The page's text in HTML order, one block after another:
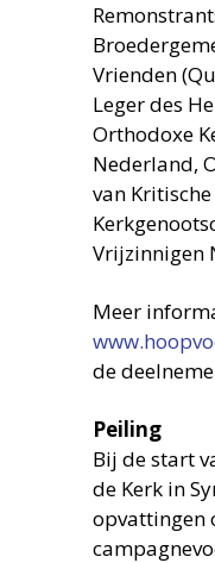
Vrienden
Leger des
Orthodoxe
Nederland,
van
Vrijzinnigen
Meer
de
Peiling
Bij de start
de Kerk in
opvattingen